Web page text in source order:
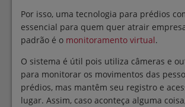
Por isso, uma tecnologia para prédios
essencial para quem quer atrair
padrão é o monitoramento virtual.
O sistema é útil pois utiliza câmeras e
para monitorar os movimentos das
prédios, mas mantêm seu registro e
lugar. Assim, caso aconteça alguma